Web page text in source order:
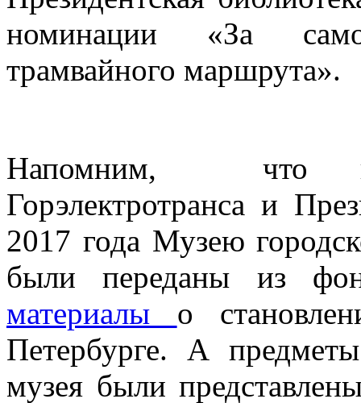
номинации «За
трамвайного маршрута».
Напомним, что в
Горэлектротранса и
2017 года Музею
были переданы из
материалы о
Петербурге. А
музея были